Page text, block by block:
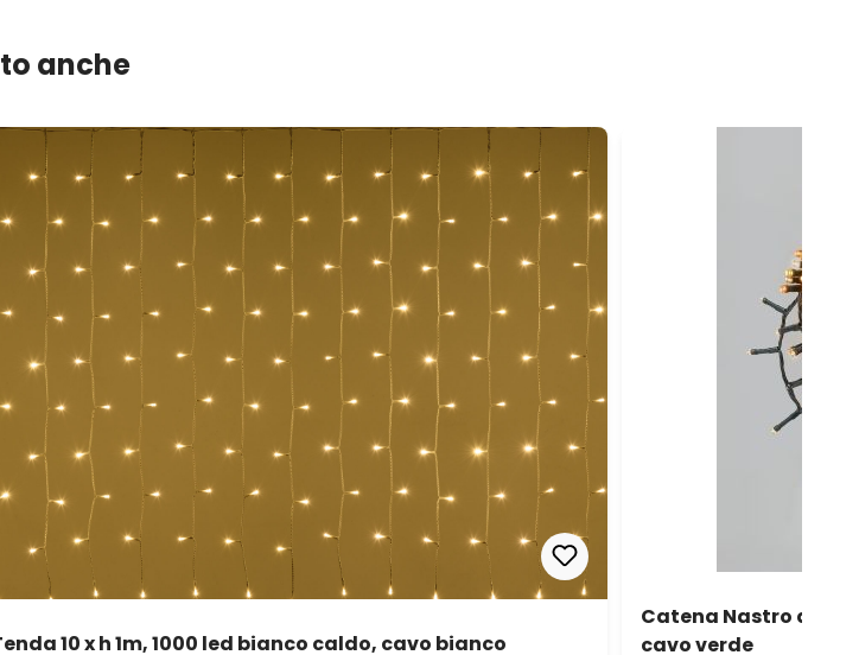
anche
10 x h 1m, 1000 led bianco caldo, cavo bianco
Catena Nastro di
cavo verde